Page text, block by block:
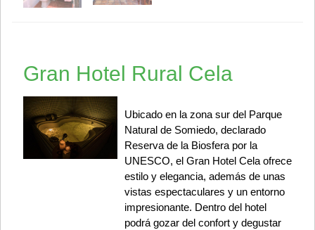
Gran Hotel Rural Cela
Ubicado en la zona sur del Parque
Natural de Somiedo, declarado
Reserva de la Biosfera por la
UNESCO, el Gran Hotel Cela ofrece
estilo y elegancia, además de unas
vistas espectaculares y un entorno
impresionante. Dentro del hotel
podrá gozar del confort y degustar